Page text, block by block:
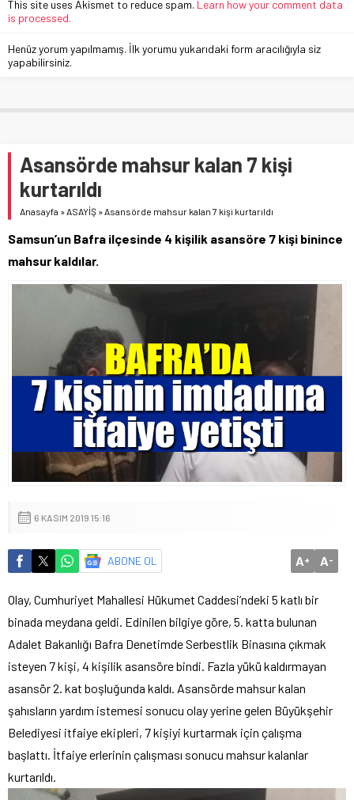
This site uses Akismet to reduce spam. Learn how your comment data
is processed.
Henüz yorum yapılmamış. İlk yorumu yukarıdaki form aracılığıyla siz
yapabilirsiniz.
Asansörde mahsur kalan 7 kişi
kurtarıldı
Anasayfa » ASAYİŞ » Asansörde mahsur kalan 7 kişi kurtarıldı
Samsun’un Bafra ilçesinde 4 kişilik asansöre 7 kişi binince
mahsur kaldılar.
6 KASIM 2019 15:16
ABONE OL A+ A-
Olay, Cumhuriyet Mahallesi Hükumet Caddesi’ndeki 5 katlı bir
binada meydana geldi. Edinilen bilgiye göre, 5. katta bulunan
Adalet Bakanlığı Bafra Denetimde Serbestlik Binasına çıkmak
isteyen 7 kişi, 4 kişilik asansöre bindi. Fazla yükü kaldırmayan
asansör 2. kat boşluğunda kaldı. Asansörde mahsur kalan
şahısların yardım istemesi sonucu olay yerine gelen Büyükşehir
Belediyesi itfaiye ekipleri, 7 kişiyi kurtarmak için çalışma
başlattı. İtfaiye erlerinin çalışması sonucu mahsur kalanlar
kurtarıldı.